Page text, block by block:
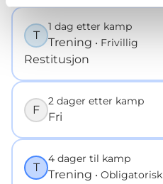
T
1 dag etter kamp
Trening • Frivillig
Restitusjon
F
2 dager etter kamp
Fri
T
4 dager til kamp
Trening • Obligatorisk